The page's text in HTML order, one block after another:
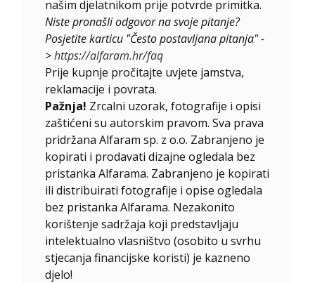
našim djelatnikom prije potvrde primitka.
Niste pronašli odgovor na svoje pitanje?
Posjetite karticu "Često postavljana pitanja" -
>https://alfaram.hr/faq
Prije kupnje pročitajte uvjete jamstva,
reklamacije i povrata.
Pažnja! Zrcalni uzorak, fotografije i opisi
zaštićeni su autorskim pravom. Sva prava
pridržana Alfaram sp. z o.o. Zabranjeno je
kopirati i prodavati dizajne ogledala bez
pristanka Alfarama. Zabranjeno je kopirati
ili distribuirati fotografije i opise ogledala
bez pristanka Alfarama. Nezakonito
korištenje sadržaja koji predstavljaju
intelektualno vlasništvo (osobito u svrhu
stjecanja financijske koristi) je kazneno
djelo!